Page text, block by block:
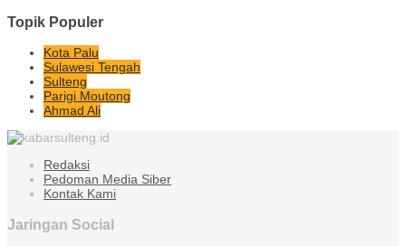
Topik Populer
Kota Palu
Sulawesi Tengah
Sulteng
Parigi Moutong
Ahmad Ali
Redaksi
Pedoman Media Siber
Kontak Kami
Jaringan Social